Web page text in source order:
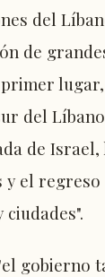
del
de
lugar,
del
de Israel,
el regreso
ciudades".
gobierno